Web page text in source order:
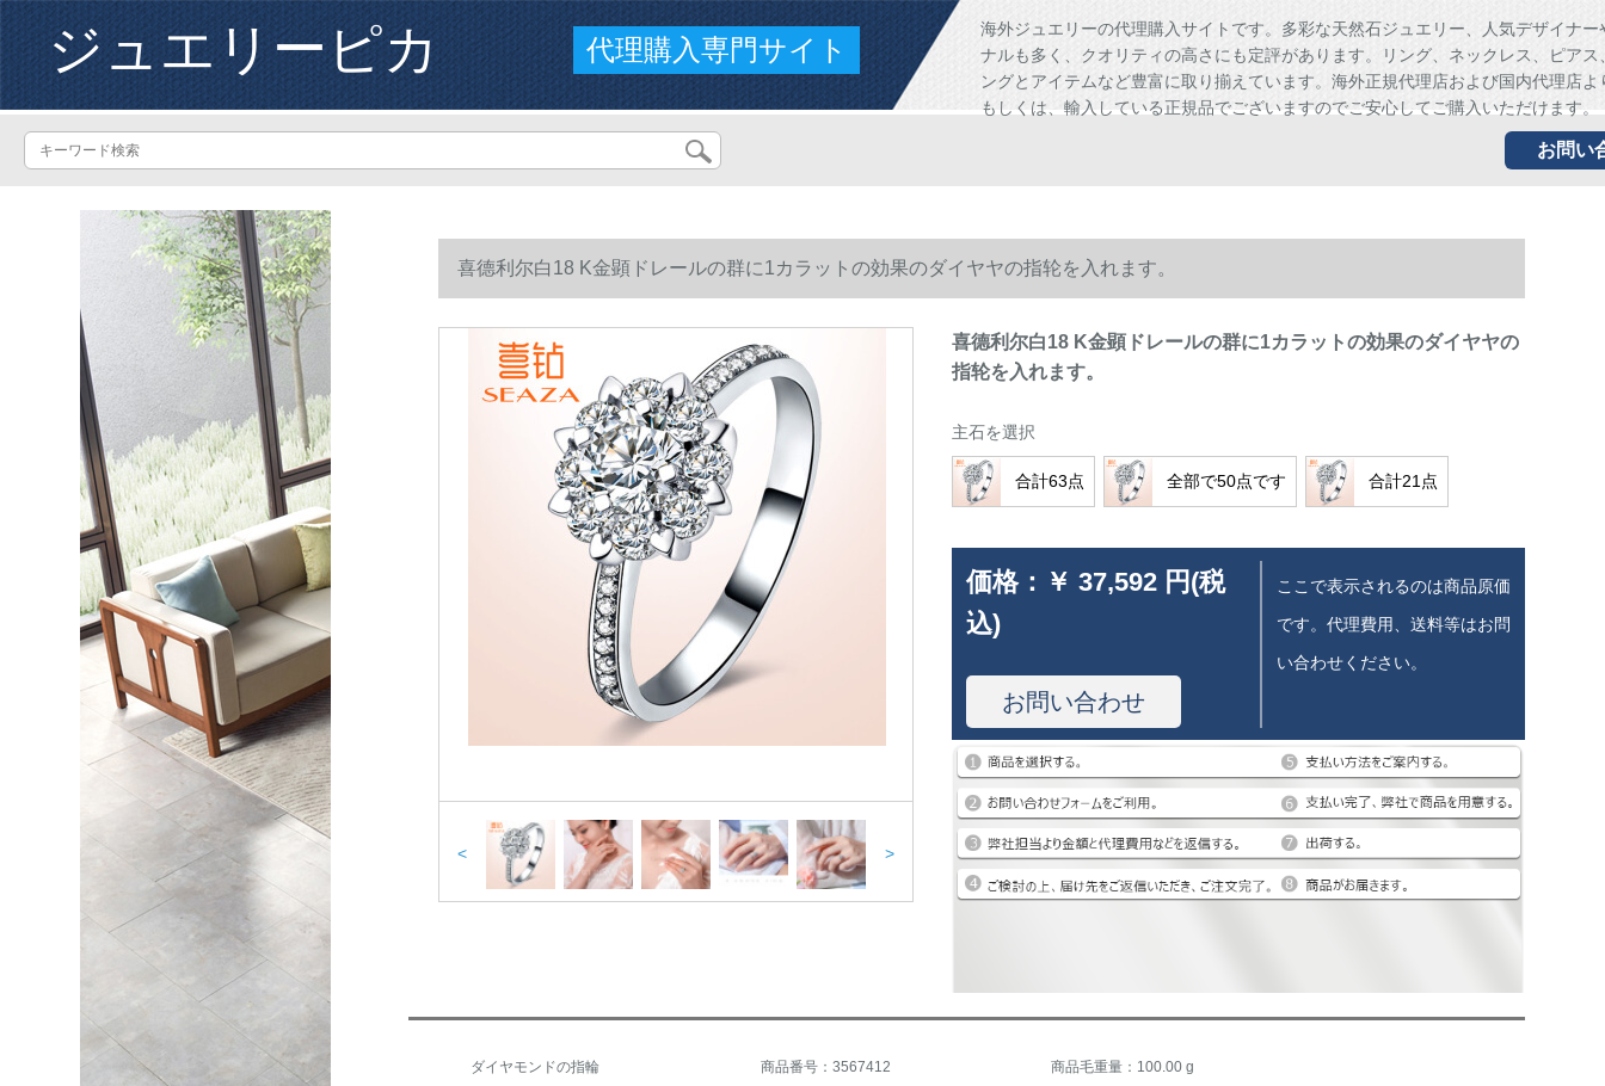
ジュエリーピカ 代理購入専門サイト
海外ジュエリーの代理購入サイトです。多彩な天然石ジュエリー、人気デザイナー
ナルも多く、クオリティの高さにも定評があります。リング、ネックレス、ピアス
ングとアイテムなど豊富に取り揃えています。海外正規代理店および国内代理店よ
もしくは、輸入している正規品でございますのでご安心してご購入いただけます。
お問い
喜德利尔白18 K金顕ドレールの群に1カラットの効果のダイヤヤの指轮を入れます。
< >
喜德利尔白18 K金顕ドレールの群に1カラットの効果のダイヤヤの
指轮を入れます。
主石を選択
合計63点 全部で50点です 合計21点
価格： ￥ 37,592 円(税
込)
お問い合わせ
ここで表示されるのは商品原価
です。代理費用、送料等はお問
い合わせください。
ダイヤモンドの指輪 商品番号：3567412
商品毛重量：100.00 g